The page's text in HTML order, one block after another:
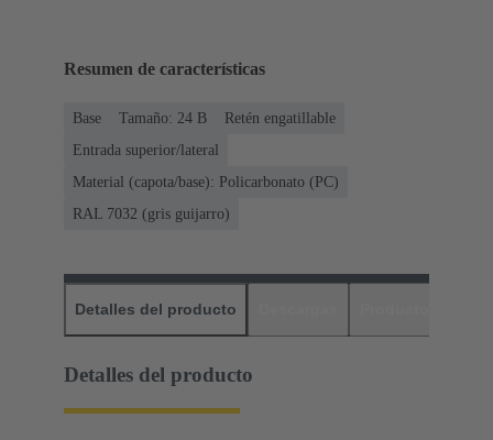
Resumen de características
Base Tamaño: 24 B
Retén engatillable
Entrada superior/lateral
Material (capota/base): Policarbonato (PC)
RAL 7032 (gris guijarro)
Detalles del producto
Detalles del producto